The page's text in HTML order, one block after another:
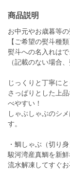
商品説明
お中元やお歳暮等
【ご希望の熨斗種
熨斗への名入れは
（記載のない場合
じっくりと丁寧に
さっぱりとした上
べやすい！
しゃぶしゃぶのシ
す。
・鯛しゃぶ（切り
駿河湾産真鯛を新
流水解凍してすぐ